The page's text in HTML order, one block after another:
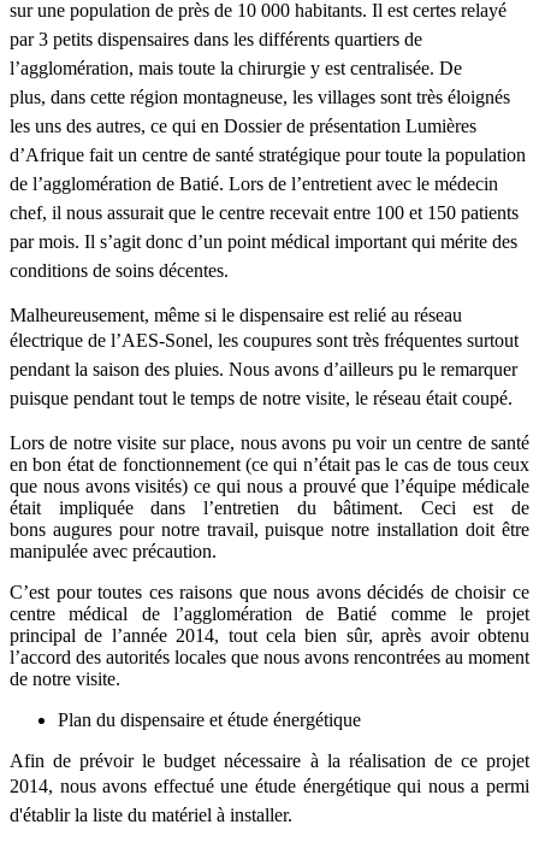
sur une population de près de 10 000 habitants. Il est certes relayé
par 3 petits dispensaires dans les différents quartiers de
l’agglomération, mais toute la chirurgie y est centralisée. De
plus, dans cette région montagneuse, les villages sont très éloignés
les uns des autres, ce qui en Dossier de présentation Lumières
d’Afrique fait un centre de santé stratégique pour toute la population
de l’agglomération de Batié. Lors de l’entretient avec le médecin
chef, il nous assurait que le centre recevait entre 100 et 150 patients
par mois. Il s’agit donc d’un point médical important qui mérite des
conditions de soins décentes.
Malheureusement, même si le dispensaire est relié au réseau
électrique de l’AES-Sonel, les coupures sont très fréquentes surtout
pendant la saison des pluies. Nous avons d’ailleurs pu le remarquer
puisque pendant tout le temps de notre visite, le réseau était coupé.
Lors de notre visite sur place, nous avons pu voir un centre de santé
en bon état de fonctionnement (ce qui n’était pas le cas de tous ceux
que nous avons visités) ce qui nous a prouvé que l’équipe médicale
était impliquée dans l’entretien du bâtiment. Ceci est de
bons augures pour notre travail, puisque notre installation doit être
manipulée avec précaution.
C’est pour toutes ces raisons que nous avons décidés de choisir ce
centre médical de l’agglomération de Batié comme le projet
principal de l’année 2014, tout cela bien sûr, après avoir obtenu
l’accord des autorités locales que nous avons rencontrées au moment
de notre visite.
Plan du dispensaire et étude énergétique
Afin de prévoir le budget nécessaire à la réalisation de ce projet
2014, nous avons effectué une étude énergétique qui nous a permi
d'établir la liste du matériel à installer.